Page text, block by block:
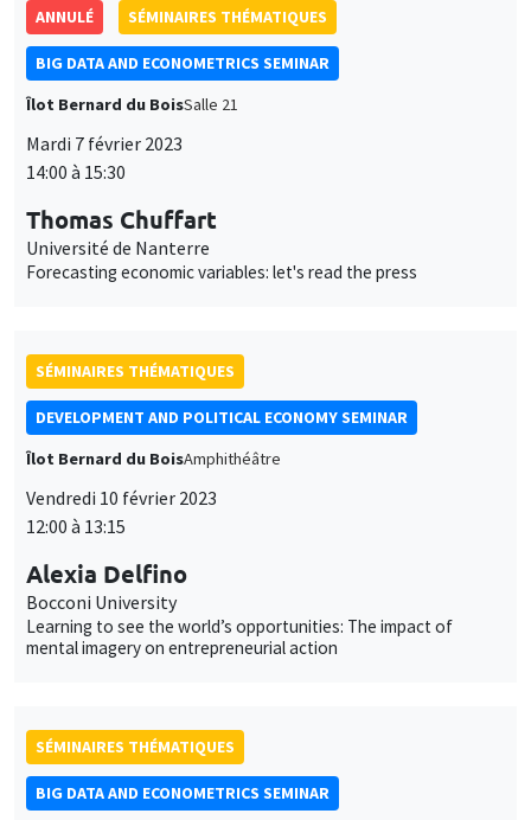
ANNULÉ SÉMINAIRES THÉMATIQUES
BIG DATA AND ECONOMETRICS SEMINAR
Îlot Bernard du BoisSalle 21
Mardi 7 février 2023
14:00 à 15:30
Thomas Chuffart
Université de Nanterre
Forecasting economic variables: let's read the press
SÉMINAIRES THÉMATIQUES
DEVELOPMENT AND POLITICAL ECONOMY SEMINAR
Îlot Bernard du BoisAmphithéâtre
Vendredi 10 février 2023
12:00 à 13:15
Alexia Delfino
Bocconi University
Learning to see the world’s opportunities: The impact of
mental imagery on entrepreneurial action
SÉMINAIRES THÉMATIQUES
BIG DATA AND ECONOMETRICS SEMINAR